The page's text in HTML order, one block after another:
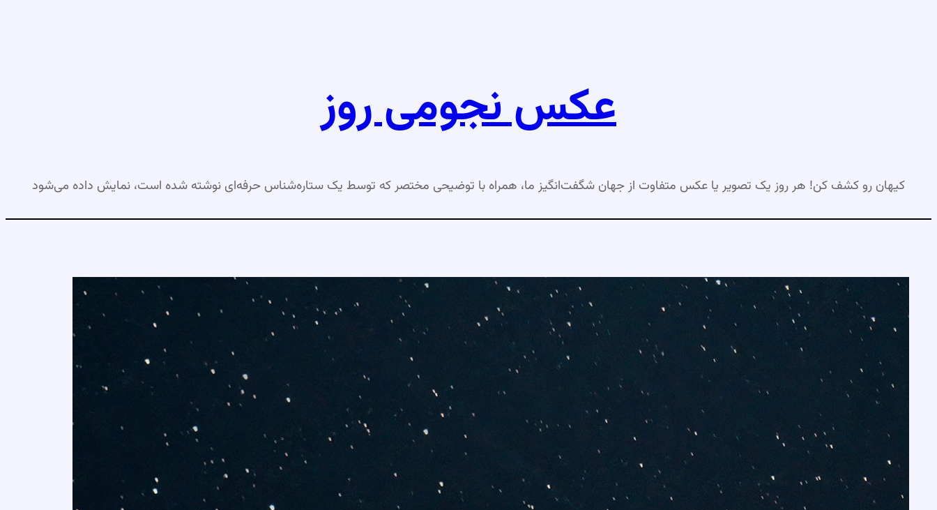
عکس نجومی روز
کیهان رو کشف کن! هر روز یک تصویر یا عکس متفاوت از جهان شگفت‌انگیز ما، همراه با توضیحی مختصر که توسط یک ستاره‌شناس حرفه‌ای نوشته شده است، نمایش داده می‌شود